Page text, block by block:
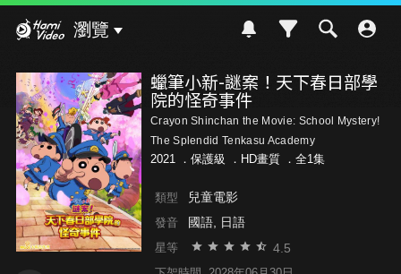
瀏覽
蠟筆小新-謎案！天下春日部學
院的怪奇事件
Crayon Shinchan the Movie: School Mystery!
The Splendid Tenkasu Academy
2021 ． 保護級 ．HD畫質 ．全1集
類型 兒童電影
發音 國語, 日語
星等 4.5